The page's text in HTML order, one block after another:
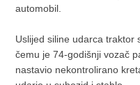
automobil.
Uslijed siline udarca traktor
čemu je 74-godišnji vozač
nastavio nekontrolirano